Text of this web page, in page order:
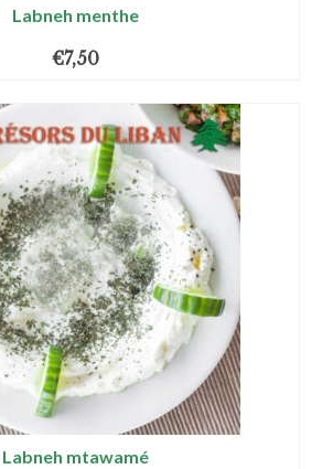
Labneh menthe
€7,50
Labneh mtawamé